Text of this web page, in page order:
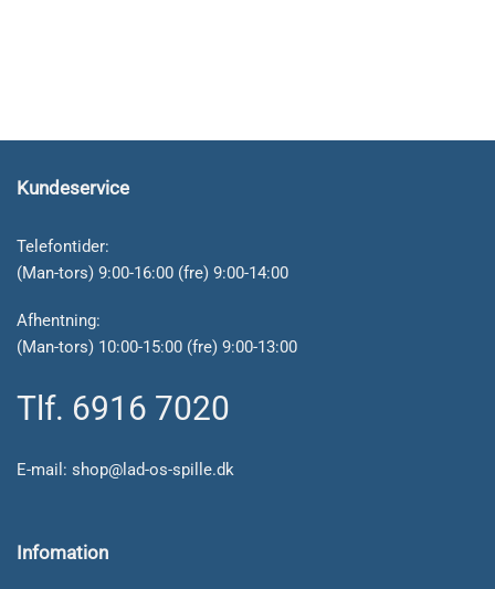
Kundeservice
Telefontider:
(Man-tors) 9:00-16:00 (fre) 9:00-14:00
Afhentning:
(Man-tors) 10:00-15:00 (fre) 9:00-13:00
Tlf. 6916 7020
E-mail: shop@lad-os-spille.dk
Infomation